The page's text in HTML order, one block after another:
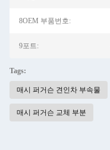
8OEM 부품번호:
9포트:
Tags:
매시 퍼거슨 견인차 부속물
매시 퍼거슨 교체 부분